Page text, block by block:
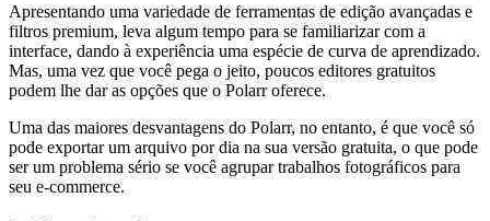
Apresentando uma variedade de ferramentas de edição avançadas e
filtros premium, leva algum tempo para se familiarizar com a
interface, dando à experiência uma espécie de curva de aprendizado.
Mas, uma vez que você pega o jeito, poucos editores gratuitos
podem lhe dar as opções que o Polarr oferece.
Uma das maiores desvantagens do Polarr, no entanto, é que você só
pode exportar um arquivo por dia na sua versão gratuita, o que pode
ser um problema sério se você agrupar trabalhos fotográficos para
seu e-commerce.